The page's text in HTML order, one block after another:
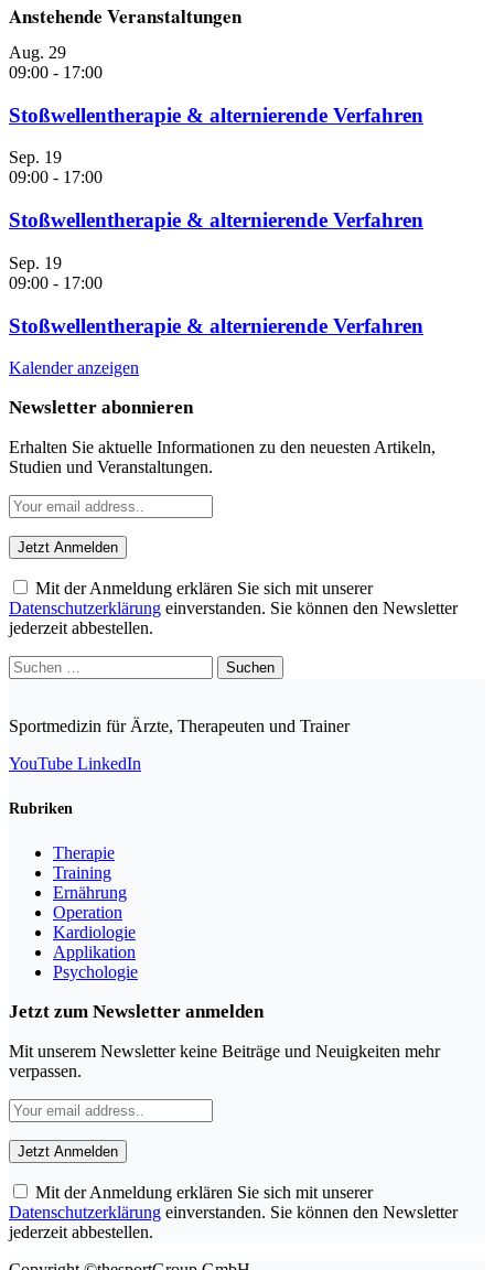
Anstehende Veranstaltungen
Aug. 29
09:00 - 17:00
Stoßwellentherapie & alternierende Verfahren
Sep. 19
09:00 - 17:00
Stoßwellentherapie & alternierende Verfahren
Sep. 19
09:00 - 17:00
Stoßwellentherapie & alternierende Verfahren
Kalender anzeigen
Newsletter abonnieren
Erhalten Sie aktuelle Informationen zu den neuesten Artikeln,
Studien und Veranstaltungen.
Mit der Anmeldung erklären Sie sich mit unserer
Datenschutzerklärung einverstanden. Sie können den Newsletter
jederzeit abbestellen.
Suchen
nach:
Sportmedizin für Ärzte, Therapeuten und Trainer
YouTube LinkedIn
Rubriken
Therapie
Training
Ernährung
Operation
Kardiologie
Applikation
Psychologie
Jetzt zum Newsletter anmelden
Mit unserem Newsletter keine Beiträge und Neuigkeiten mehr
verpassen.
Mit der Anmeldung erklären Sie sich mit unserer
Datenschutzerklärung einverstanden. Sie können den Newsletter
jederzeit abbestellen.